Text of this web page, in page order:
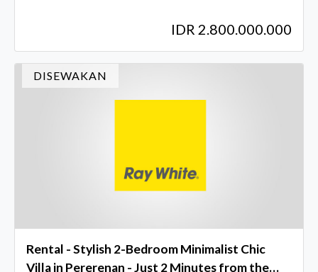
IDR 2.800.000.000
DISEWAKAN
Rental - Stylish 2-Bedroom Minimalist Chic
Villa in Pererenan - Just 2 Minutes from the